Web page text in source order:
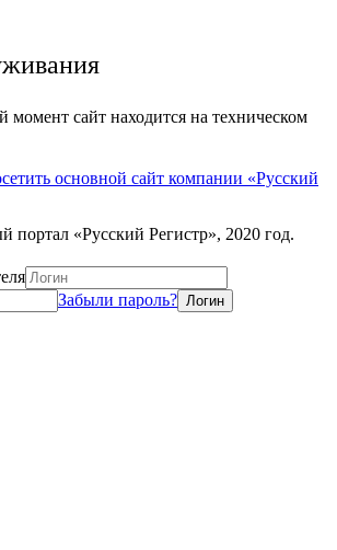
сайт находится на техническом
основной сайт компании «Русский
«Русский Регистр», 2020 год.
Забыли пароль?